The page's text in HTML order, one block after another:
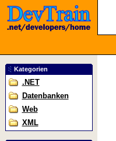
Kategorien
.NET
Datenbanken
Web
XML